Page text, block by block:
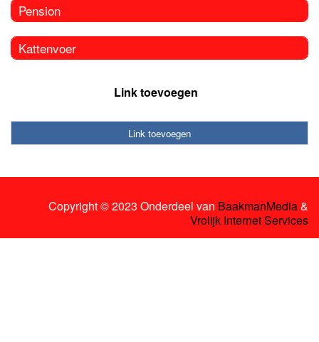
Pension
Kattenvoer
Link toevoegen
Link toevoegen
Copyright © 2023 Onderdeel van BaakmanMedia&
Vrolijk Internet Services